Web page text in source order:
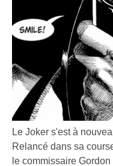
Le Joker s'est à
Relancé dans sa
le commissaire